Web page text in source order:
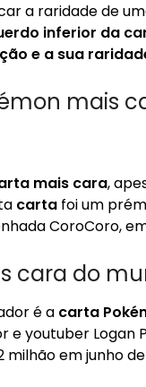
a raridade de
inferior da
e a sua
mais
mais cara,
carta foi um
CoroCoro,
cara do
é a carta
e youtuber Logan
milhão em junho de